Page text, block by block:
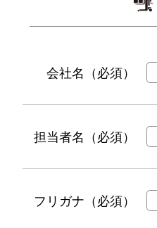
会社名（必須）
担当者名（必須）
フリガナ（必須）